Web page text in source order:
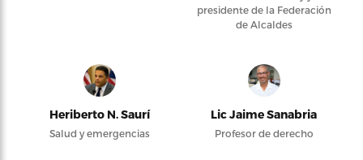
presidente de la Federación
de Alcaldes
Heriberto N. Saurí
Salud y emergencias
Lic Jaime Sanabria
Profesor de derecho